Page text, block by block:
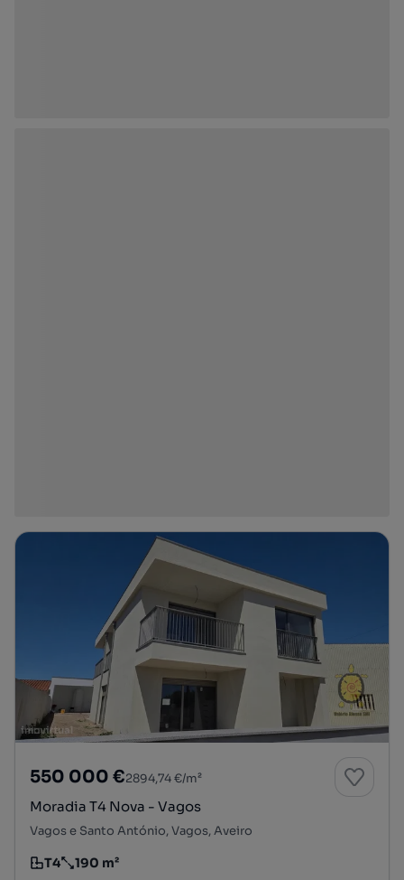
550 000 €2894,74 €/m²
Moradia T4 Nova - Vagos
Vagos e Santo António, Vagos, Aveiro
Tipologia
T4
Preço por metro quadrado
190 m²